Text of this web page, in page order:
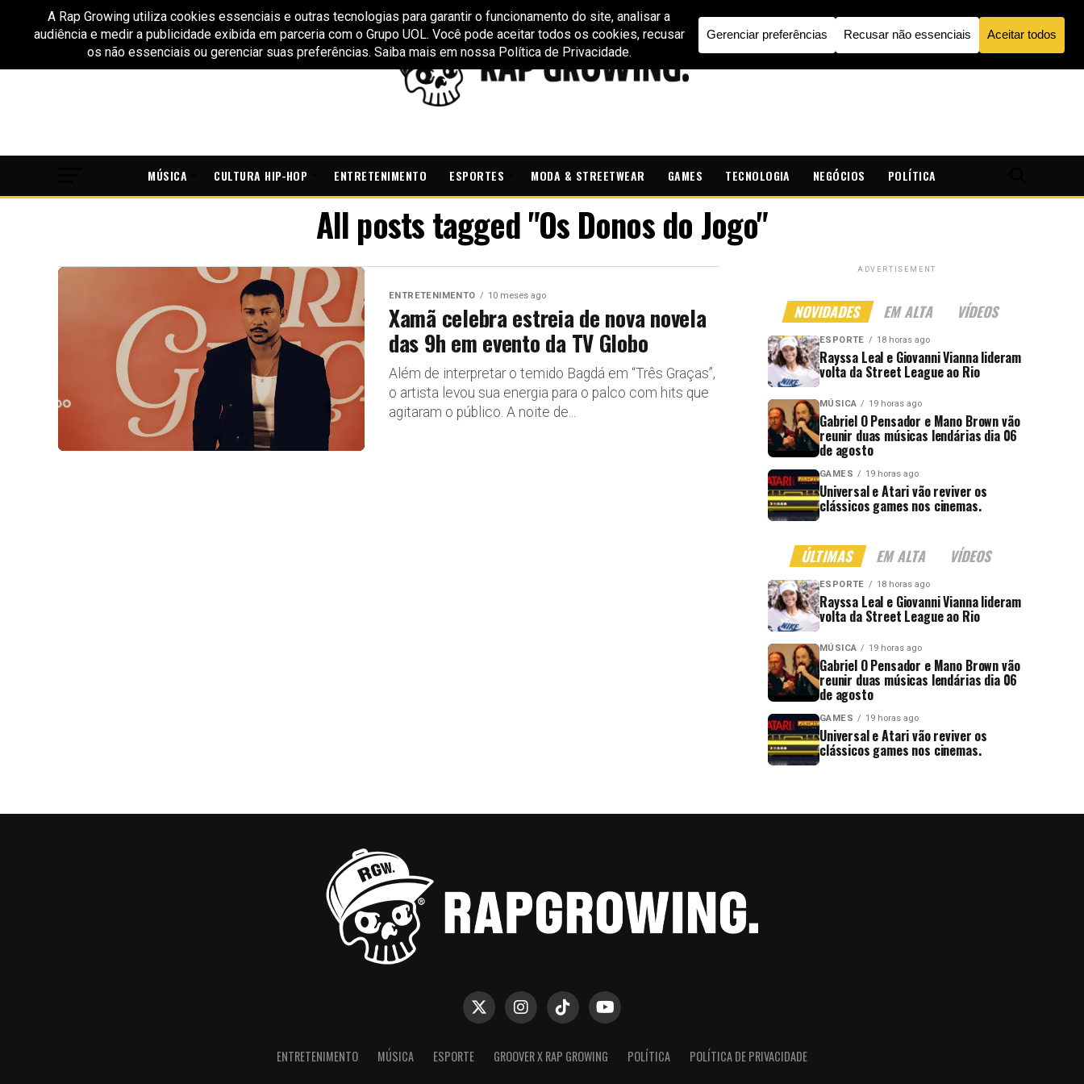
MÚSICA CULTURA HIP-HOP ENTRETENIMENTO ESPORTES MODA & STREETWEAR GAMES TECNOLOGIA NEGÓCIOS POLÍTICA
All posts tagged "Os Donos do Jogo"
ENTRETENIMENTO 10 meses ago
Xamã celebra estreia de nova novela
das 9h em evento da TV Globo
Além de interpretar o temido Bagdá em “Três Graças”,
o artista levou sua energia para o palco com hits que
agitaram o público. A noite de...
ADVERTISEMENT
NOVIDADES EM ALTA VÍDEOS
ESPORTE 18 horas ago
Rayssa Leal e Giovanni Vianna lideram
volta da Street League ao Rio
MÚSICA 19 horas ago
Gabriel O Pensador e Mano Brown vão
reunir duas músicas lendárias dia 06
de agosto
GAMES 19 horas ago
Universal e Atari vão reviver os
clássicos games nos cinemas.
ÚLTIMAS EM ALTA VÍDEOS
ESPORTE 18 horas ago
Rayssa Leal e Giovanni Vianna lideram
volta da Street League ao Rio
MÚSICA 19 horas ago
Gabriel O Pensador e Mano Brown vão
reunir duas músicas lendárias dia 06
de agosto
GAMES 19 horas ago
Universal e Atari vão reviver os
clássicos games nos cinemas.
ENTRETENIMENTO MÚSICA ESPORTE GROOVER X RAP GROWING POLÍTICA POLÍTICA DE PRIVACIDADE